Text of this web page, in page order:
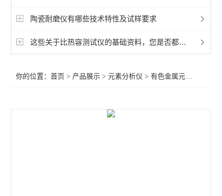
陶瓷耐磨仪有哪些技术特性及试样要求
这些关于比热容测试仪的基础资料，您是否都掌握好！
你的位置：首页 > 产品展示 >元素分析仪 >有色金属元素分析仪